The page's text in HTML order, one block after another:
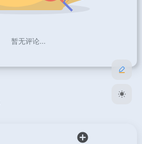
暂无评论...